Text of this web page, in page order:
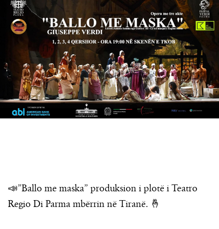
📣”Ballo me maska” produksion i plotë i Teatro
Regio Di Parma mbërrin në Tiranë. 🤞